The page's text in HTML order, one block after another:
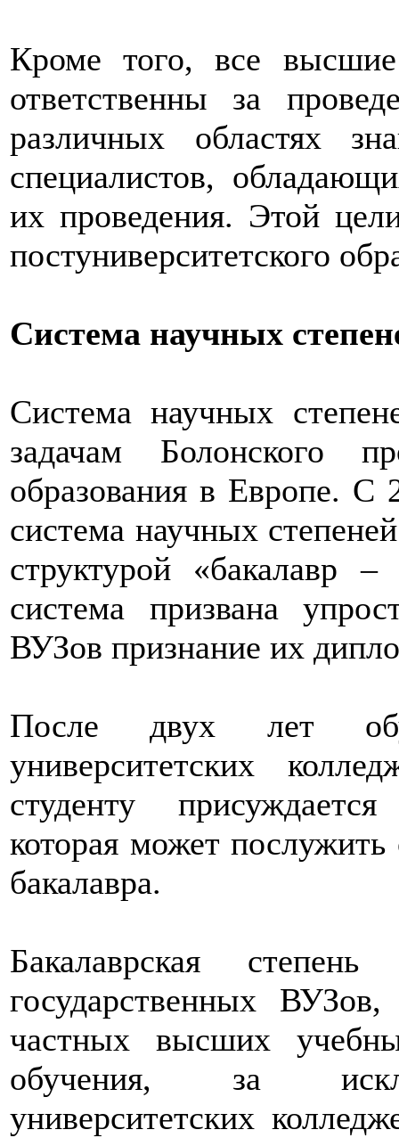
Кроме того, все
ответственны за
различных областях
специалистов,
их проведения. Этой
постуниверситетского
Система научных
Система научных
задачам Болонского
образования в Европе. С
система научных
структурой «бакалавр
система призвана
ВУЗов признание их
После двух лет
университетских
студенту
которая может
бакалавра.
Бакалаврская
государственных
частных высших
обучения, за
университетских